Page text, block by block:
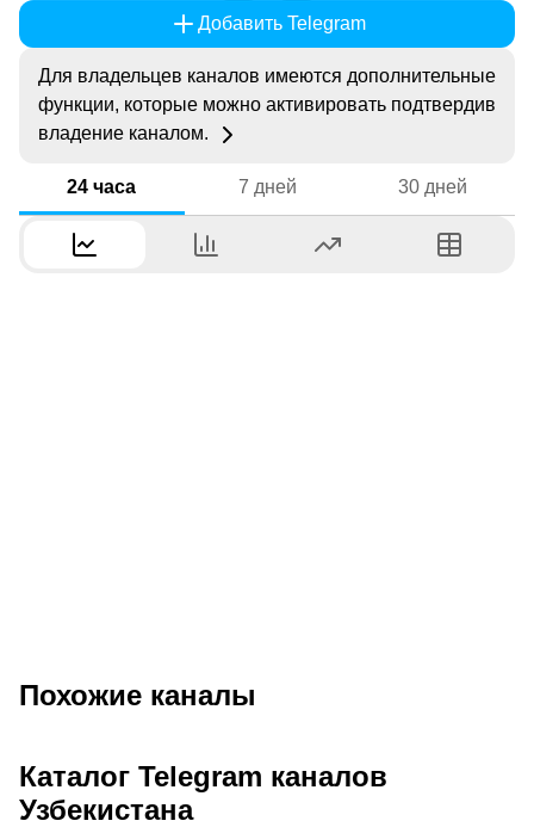
Добавить Telegram
Для владельцев каналов имеются дополнительные
функции, которые можно активировать подтвердив
владение каналом.
24 часа 7 дней 30 дней
Похожие каналы
Каталог Telegram каналов
Узбекистана